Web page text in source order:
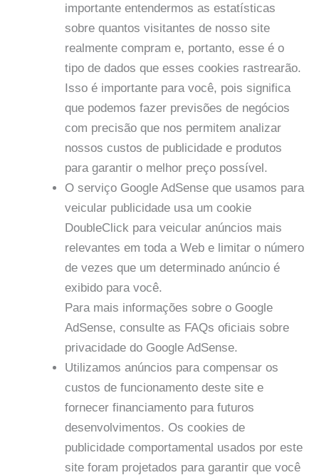
importante entendermos as estatísticas
sobre quantos visitantes de nosso site
realmente compram e, portanto, esse é o
tipo de dados que esses cookies rastrearão.
Isso é importante para você, pois significa
que podemos fazer previsões de negócios
com precisão que nos permitem analizar
nossos custos de publicidade e produtos
para garantir o melhor preço possível.
O serviço Google AdSense que usamos para
veicular publicidade usa um cookie
DoubleClick para veicular anúncios mais
relevantes em toda a Web e limitar o número
de vezes que um determinado anúncio é
exibido para você.
Para mais informações sobre o Google
AdSense, consulte as FAQs oficiais sobre
privacidade do Google AdSense.
Utilizamos anúncios para compensar os
custos de funcionamento deste site e
fornecer financiamento para futuros
desenvolvimentos. Os cookies de
publicidade comportamental usados ​​por este
site foram projetados para garantir que você